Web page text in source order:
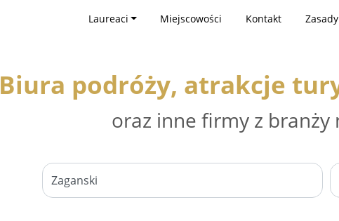
Laureaci Miejscowości Kontakt Zasady
Biura podróży, atrakcje
oraz inne firmy z branży